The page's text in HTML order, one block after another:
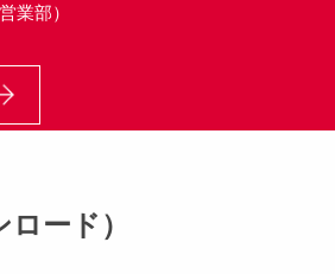
業部）
ード）